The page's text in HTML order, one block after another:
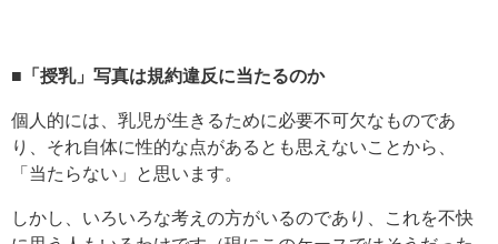
■「授乳」写真は規約違反に当たるのか
個人的には、乳児が生きるために必要不可欠なものであ
り、それ自体に性的な点があるとも思えないことから、
「当たらない」と思います。
しかし、いろいろな考えの方がいるのであり、これを不快